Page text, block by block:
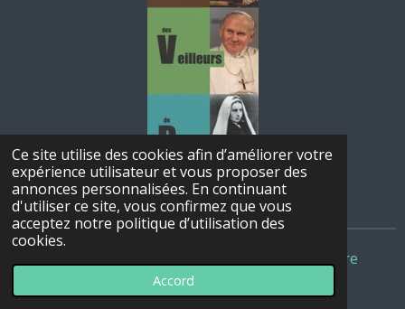
Ce site utilise des cookies afin d’améliorer votre
expérience utilisateur et vous proposer des
annonces personnalisées. En continuant
d'utiliser ce site, vous confirmez que vous
acceptez notre politique d’utilisation des
cookies.
Accord
© 2022 - 2026 Conférences des Veilleurs de Bigorre